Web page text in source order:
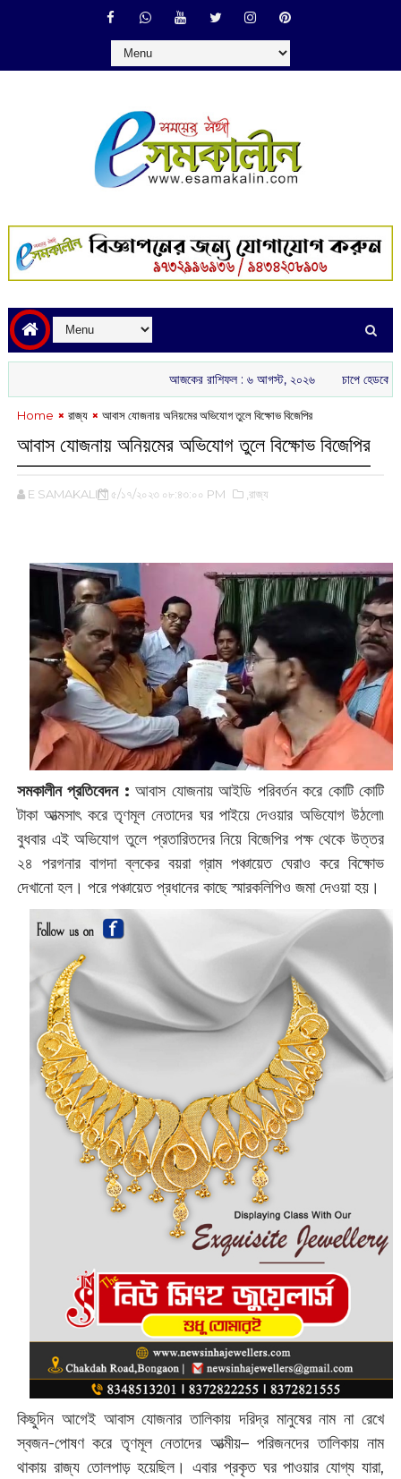
আজকের রাশিফল :‌ ‌‌৬ আগস্ট, ২০২৬ চাপে হেডকোচ গৌতম
Home রাজ্য আবাস যোজনায় ‌অনিয়মের অভিযোগ তুলে বিক্ষোভ বিজেপির
আবাস যোজনায় ‌অনিয়মের অভিযোগ তুলে বিক্ষোভ বিজেপির
E SAMAKALIN ৫/১৭/২০২৩ ০৮:৪৩:০০ PM ,রাজ্য
সমকালীন প্রতিবেদন : আবাস যোজনায় আইডি পরিবর্তন করে কোটি কোটি
টাকা আত্মসাৎ করে তৃণমূল নেতাদের ঘর পাইয়ে দেওয়ার অভিযোগ উঠলো৷
বুধবার এই অভিযোগ তুলে প্রতারিতদের নিয়ে বিজেপির পক্ষ থেকে উত্তর
২৪ পরগনার বাগদা ব্লকের বয়রা গ্রাম পঞ্চায়েত ঘেরাও করে বিক্ষোভ
দেখানো হল। পরে পঞ্চায়েত প্রধানের কাছে স্মারকলিপিও জমা দেওয়া হয়।
কিছুদিন আগেই আবাস যোজনার তালিকায় দরিদ্র মানুষের নাম না রেখে
স্বজন-পোষণ করে তৃণমূল নেতাদের আত্মীয়– পরিজনদের তালিকায় নাম
থাকায় রাজ্য তোলপাড় হয়েছিল। এবার প্রকৃত ঘর পাওয়ার যোগ্য যারা,